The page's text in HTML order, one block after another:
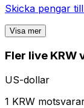
Skicka pengar till
Visa mer
Fler live
US-dollar
1 KRW